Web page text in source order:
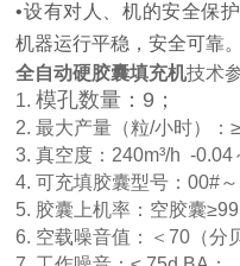
•设有对人、机的安全保
机器运行平稳，安全可靠。
全自动硬胶囊填充机技术
1.模孔数量：9；
2. 最大产量（粒/小时）：
3. 真空度：240m³/h -0.04
4. 可充填胶囊型号：00#～
5. 胶囊上机率：空胶囊
6. 空载噪音值：＜70（分